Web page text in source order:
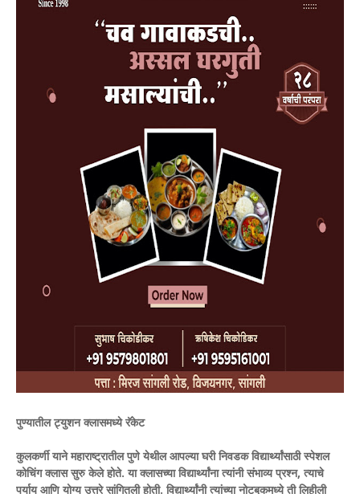
पुण्यातील ट्युशन क्लासमध्ये रॅकेट
कुलकर्णी याने महाराष्ट्रातील पुणे येथील आपल्या घरी निवडक विद्यार्थ्यांसाठी स्पेशल
कोचिंग क्लास सुरु केले होते. या क्लासच्या विद्यार्थ्यांना त्यांनी संभाव्य प्रश्न, त्याचे
पर्याय आणि योग्य उत्तरे सांगितली होती. विद्यार्थ्यांनी त्यांच्या नोटबुकमध्ये ती लिहीली